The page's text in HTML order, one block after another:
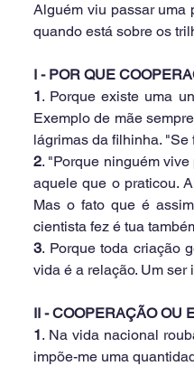
Alguém viu passar uma
quando está sobre os
I - POR QUE
1. Porque existe uma
Exemplo de mãe
lágrimas da filhinha.
2. "Porque ninguém
aquele que o praticou.
Mas o fato que é
cientista fez é tua
3. Porque toda criação
vida é a relação. Um ser
II - COOPERAÇÃO OU
1. Na vida nacional
impõe-me uma